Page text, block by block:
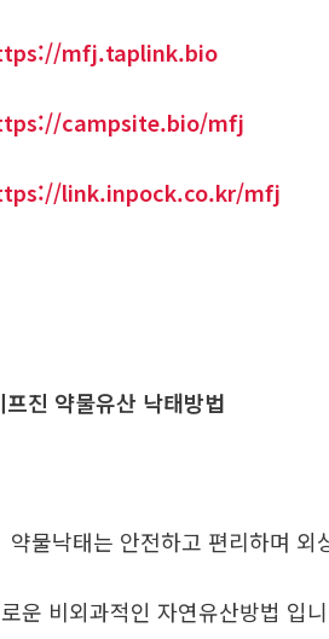
mfj.taplink.bio
campsite.bio/mfj
link.inpock.co.kr/mfj
프진 약물유산 낙태방법
약물낙태는 안전하고 편리하며 외
운 비외과적인 자연유산방법 입